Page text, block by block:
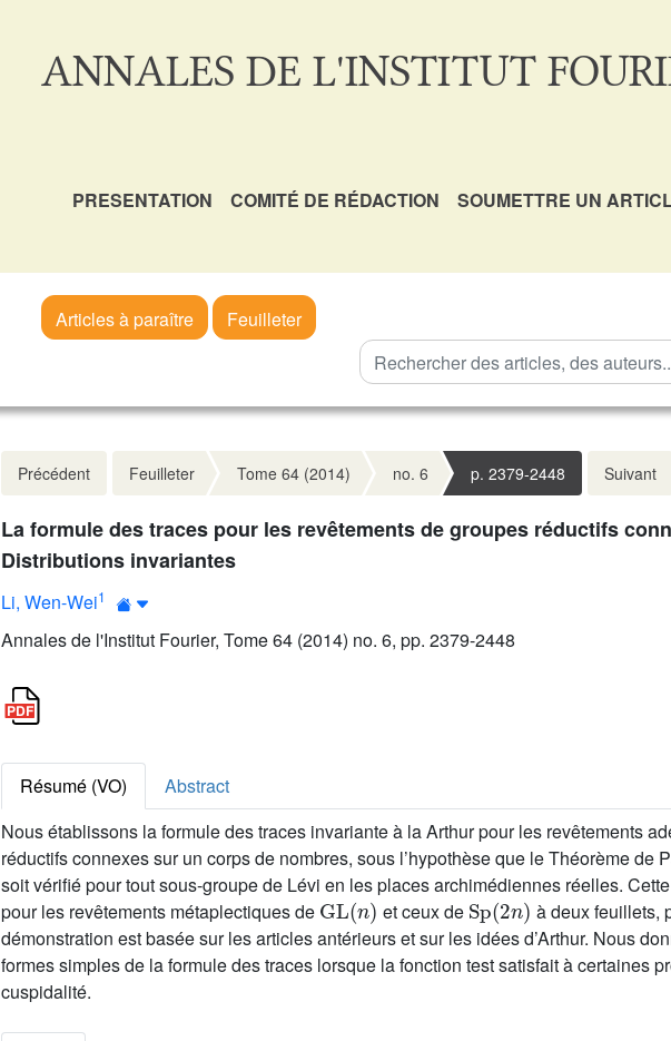
ANNALES DE L'INSTITUT
PRESENTATION COMITÉ DE RÉDACTION SOUMETTRE UN
Articles à paraître
Feuilleter
Précédent Feuilleter Tome 64 (2014) no. 6 p. 2379-2448 Suivant
La formule des traces pour les revêtements de groupes réductifs
Distributions invariantes
Li, Wen-Wei1
Annales de l'Institut Fourier, Tome 64 (2014) no. 6, pp. 2379-2448
Résumé (VO)
Abstract
Nous établissons la formule des traces invariante à la Arthur pour les revêtements
réductifs connexes sur un corps de nombres, sous l’hypothèse que le Théorème de
soit vérifié pour tout sous-groupe de Lévi en les places archimédiennes réelles.
pour les revêtements métaplectiques de
GL (n)
et ceux de
Sp(2n)
à deux feuillets,
démonstration est basée sur les articles antérieurs et sur les idées d’Arthur. Nous
formes simples de la formule des traces lorsque la fonction test satisfait à certaines
cuspidalité.